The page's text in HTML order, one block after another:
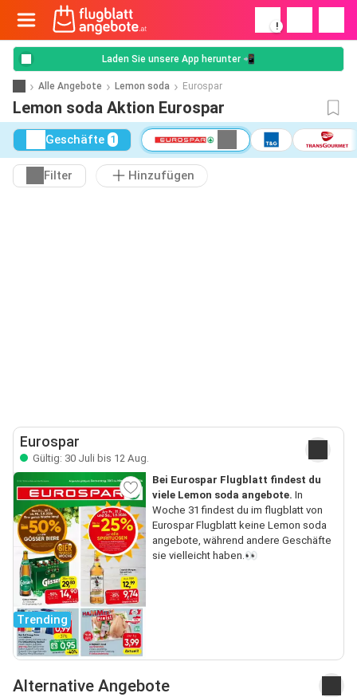
!
Laden Sie unsere App herunter 📲
Alle Angebote Lemon soda Eurospar
Lemon soda Aktion Eurospar
Geschäfte 1
Filter Hinzufügen
Eurospar
Gültig: 30 Juli bis 12 Aug.
Trending
Bei Eurospar Flugblatt findest du
viele Lemon soda angebote. In
Woche 31 findest du im flugblatt von
Eurospar Flugblatt keine Lemon soda
angebote, während andere Geschäfte
sie vielleicht haben.👀
Alternative Angebote